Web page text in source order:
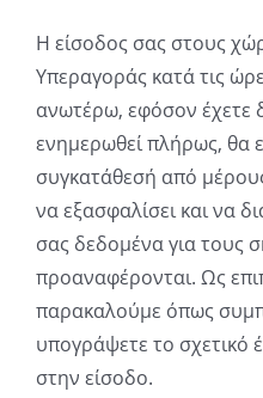
Η είσοδος σας στους
Υπεραγοράς κατά τις
ανωτέρω, εφόσον έχετε
ενημερωθεί πλήρως, θα
συγκατάθεσή από
να εξασφαλίσει και να
σας δεδομένα για τους
προαναφέρονται. Ως
παρακαλούμε όπως
υπογράψετε το σχετικό
στην είσοδο.